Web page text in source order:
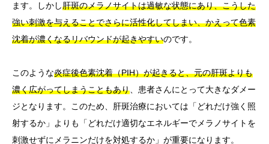
ます。しかし肝斑のメラノサイトは過敏な状態にあり、こうした
強い刺激を与えることでさらに活性化してしまい、かえって色素
沈着が濃くなるリバウンドが起きやすいのです。
このような炎症後色素沈着（PIH）が起きると、元の肝斑よりも
濃く広がってしまうこともあり 、患者さんにとって大きなダメー
ジとなります。このため、肝斑治療においては「どれだけ強く照
射するか」よりも「どれだけ適切なエネルギーでメラノサイトを
刺激せずにメラニンだけを対処するか」が重要になります。